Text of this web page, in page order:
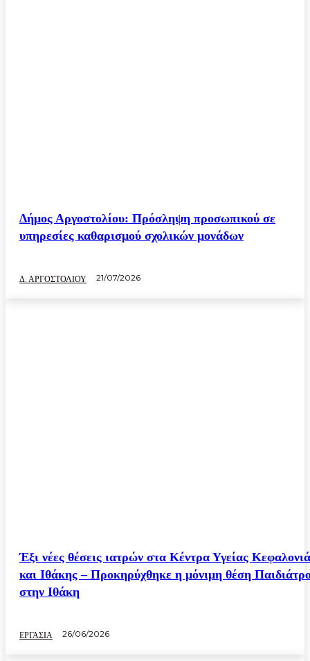
Δήμος Αργοστολίου: Πρόσληψη προσωπικού σε
υπηρεσίες καθαρισμού σχολικών μονάδων
Δ. ΑΡΓΟΣΤΟΛΙΟΥ 21/07/2026
Έξι νέες θέσεις ιατρών στα Κέντρα Υγείας
και Ιθάκης – Προκηρύχθηκε η μόνιμη θέση
στην Ιθάκη
ΕΡΓΑΣΙΑ 26/06/2026